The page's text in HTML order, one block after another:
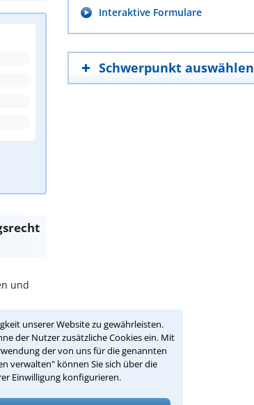
unserer Website zu gewährleisten.
der Nutzer zusätzliche Cookies ein. Mit
der von uns für die genannten
verwalten" können Sie sich über die
Einwilligung konfigurieren.
und
in
Interaktive Formulare
Schwerpunkt auswählen